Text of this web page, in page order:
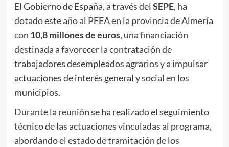
El Gobierno de España, a través del SEPE, ha
dotado este año al PFEA en la provincia de Almería
con 10,8 millones de euros, una financiación
destinada a favorecer la contratación de
trabajadores desempleados agrarios y a impulsar
actuaciones de interés general y social en los
municipios.
Durante la reunión se ha realizado el seguimiento
técnico de las actuaciones vinculadas al programa,
abordando el estado de tramitación de los